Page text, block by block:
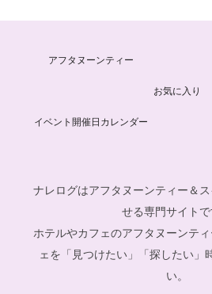
アフタヌーンティー
お気に入り
イベント開催日カレンダー
ナレログはアフタヌーンティー＆
せる専門サイトで
ホテルやカフェのアフタヌーンテ
ェを「見つけたい」「探したい」
い。